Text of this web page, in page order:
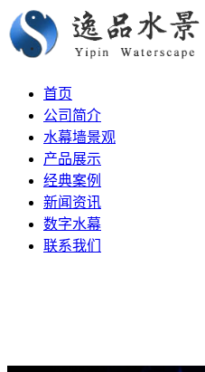
首页
公司简介
水幕墙景观
产品展示
经典案例
新闻资讯
数字水幕
联系我们